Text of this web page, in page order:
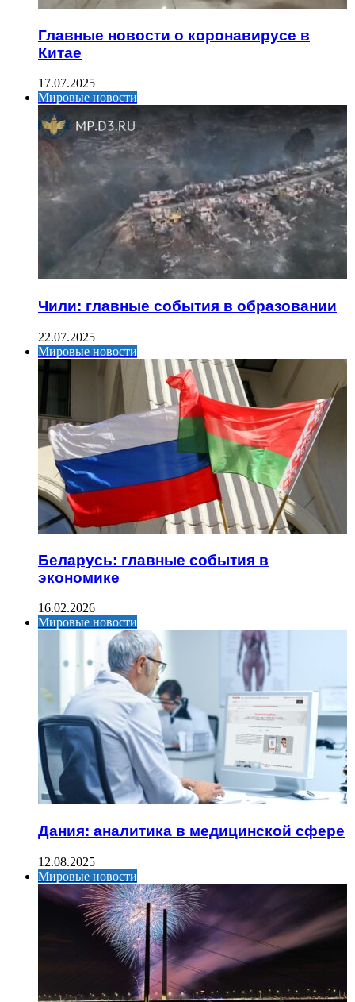
Главные новости о коронавирусе в
Китае
17.07.2025
Мировые новости
Чили: главные события в образовании
22.07.2025
Мировые новости
Беларусь: главные события в
экономике
16.02.2026
Мировые новости
Дания: аналитика в медицинской сфере
12.08.2025
Мировые новости